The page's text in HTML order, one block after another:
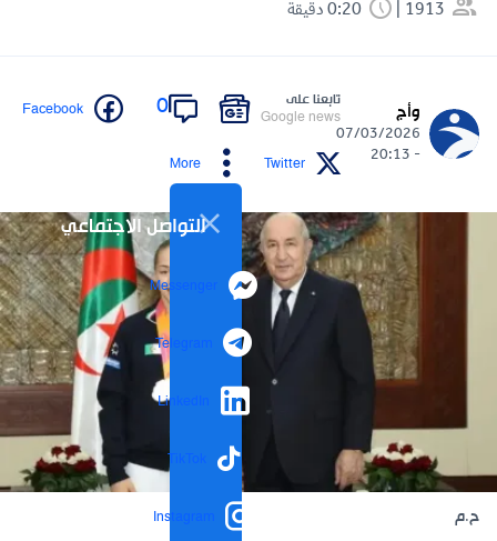
1913
وأج
07/03/2026
- 20:13
تابعنا على
Google news
0
Facebook
Twitter
More
التواصل الاجتماعي
Messenger
Telegram
LinkedIn
TikTok
Instagram ح.م